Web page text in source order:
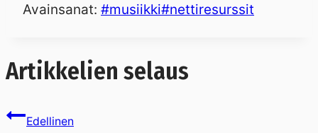
Avainsanat: #musiikki#nettiresurssit
Artikkelien selaus
Edellinen